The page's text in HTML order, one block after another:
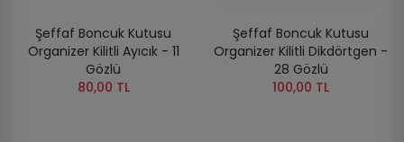
Şeffaf Boncuk Kutusu
Organizer Kilitli Ayıcık - 11
Gözlü
80,00 TL
Şeffaf Boncuk Kutusu
Organizer Kilitli Dikdörtgen -
28 Gözlü
100,00 TL